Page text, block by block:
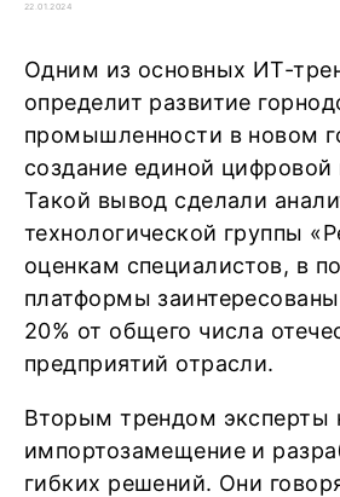
22.01.2024
Одним из основных ИТ-
определит развитие
промышленности в новом
создание единой
Такой вывод сделали
технологической группы
оценкам специалистов, в
платформы
20% от общего числа
предприятий отрасли.
Вторым трендом эксперты
импортозамещение и
гибких решений. Они